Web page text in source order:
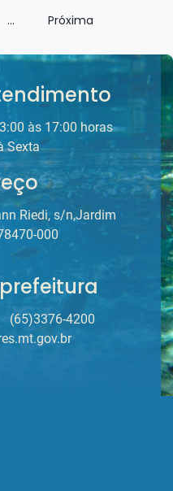
... Próxima
às 17:00 horas
Sexta
Riedi, s/n,Jardim
000
(65)3376-4200